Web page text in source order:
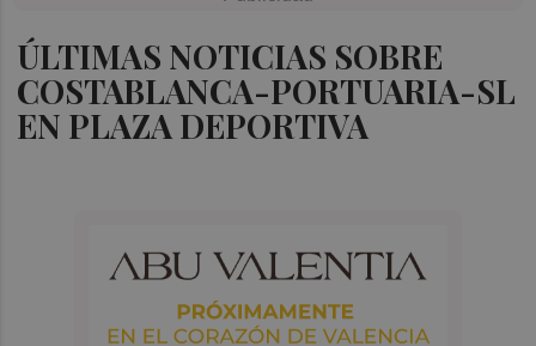
ÚLTIMAS NOTICIAS SOBRE
COSTABLANCA-PORTUARIA-SL
EN PLAZA DEPORTIVA